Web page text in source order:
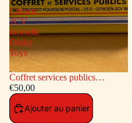
Citroen
2CV
incendie
Dinky
Toys
Coffret services publics
voitures: Peugeot Fourgon
Postal - Citroen 2CV incendie
Dinky Toys
€50,00
Ajouter au panier